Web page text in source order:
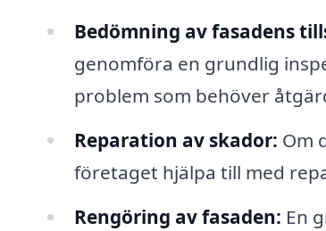
Bedömning av fasadens
genomföra en grundlig
problem som behöver
Reparation av skador: Om
företaget hjälpa till med
Rengöring av fasaden: En